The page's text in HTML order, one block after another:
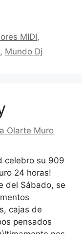
MIDI,
, Mundo Dj
Olarte Muro
celebro su 909
24 horas!
del Sábado, se
cajas de
pensados